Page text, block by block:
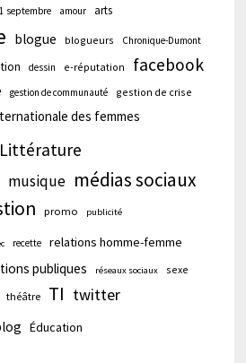
septembre amour arts
blogue blogueurs Chronique-Dumont
dessin e-réputation facebook
gestion de communauté gestion de crise
des femmes
Littérature
musique médias sociaux
promo publicité
recette relations homme-femme
publiques réseaux sociaux sexe
théâtre TI twitter
Éducation